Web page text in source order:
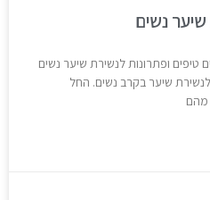
שיער נשים
טיפים ופתרונות לנשירת שיער נשים
שיער בקרב נשים. החל
מהם